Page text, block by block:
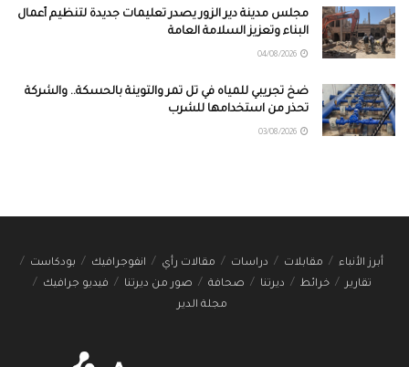
مجلس مدينة دير الزور يصدر تعليمات جديدة لتنظيم أعمال
البناء وتعزيز السلامة العامة
ضخ تجريبي للمياه في تل تمر والتوينة بالحسكة.. والشركة
تحذر من استخدامها للشرب
أبرز الأنباء مقابلات دراسات مقالات رأي انفوجرافيك
بودكاست
تقارير
خرائط ديرتنا صحافة صور من ديرتنا
فيديو جرافيك
مجلة الدير